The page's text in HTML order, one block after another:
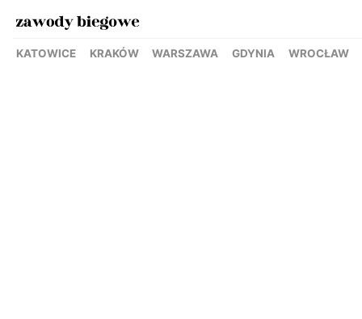
KATOWICE KRAKÓW WARSZAWA GDYNIA WROCŁAW